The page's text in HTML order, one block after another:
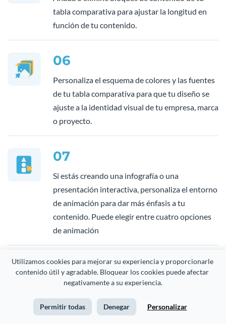
Utilizamos cookies para mejorar su experiencia y proporcionarle
contenido útil y agradable. Bloquear los cookies puede afectar
negativamente a su experiencia.
Permitir todas Denegar Personalizar
tabla comparativa para ajustar la longitud en
función de tu contenido.
06
Personaliza el esquema de colores y las fuentes
de tu tabla comparativa para que tu diseño se
ajuste a la identidad visual de tu empresa, marca
o proyecto.
07
Si estás creando una infografía o una
presentación interactiva, personaliza el entorno
de animación para dar más énfasis a tu
contenido. Puede elegir entre cuatro opciones
de animación
08
Descargue tu tabla comparativa como imagen o
archivo PDF. También puede incorporar tu tabla
a otros proyectos Visme, incrustar tu tabla en tu